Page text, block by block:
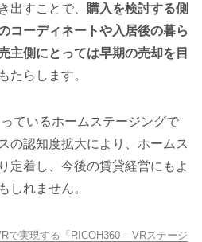
出すことで、 購入を検討する側
コーディネートや入居後の暮ら
主側にとっては早期の売却を目
たらします。
ているホームステージングで
の認知度拡大により、ホームス
定着し、今後の賃貸経営にもよ
しれません。
で実現する「RICOH360 – VRステージ